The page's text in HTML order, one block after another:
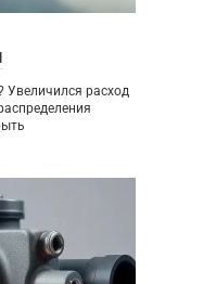
Увеличился расход